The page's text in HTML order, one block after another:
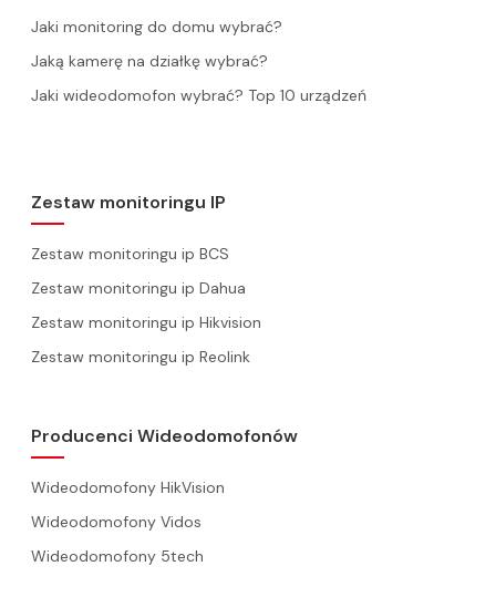
Jaki monitoring do domu wybrać?
Jaką kamerę na działkę wybrać?
Jaki wideodomofon wybrać? Top 10 urządzeń
Zestaw monitoringu IP
Zestaw monitoringu ip BCS
Zestaw monitoringu ip Dahua
Zestaw monitoringu ip Hikvision
Zestaw monitoringu ip Reolink
Producenci Wideodomofonów
Wideodomofony HikVision
Wideodomofony Vidos
Wideodomofony 5tech